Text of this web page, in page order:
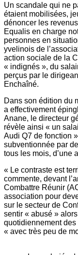
Un scandale qui ne
étaient mobilisées,
dénoncer les
Equalis en charge
personnes en
yvelinois de
action sociale de la
« indignés », du
perçus par le
Enchaîné.
Dans son édition du
a effectivement
Anane, le directeur
révèle ainsi « un
Audi Q7 de fonction
subventionnée par
tous les mois, d’une
« Le contraste est
commente, devant
Combattre Réunir
association pour
sur le secteur de
sentir « abusé »
quotidiennement
« avec très peu de